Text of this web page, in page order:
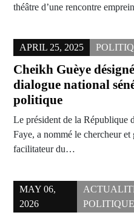
théâtre d’une rencontre
APRIL 25, 2025
Cheikh Guèye
dialogue national
politique
Le président de la République
Faye, a nommé le chercheur
facilitateur du…
MAY 06,
2026
POLITIQUE